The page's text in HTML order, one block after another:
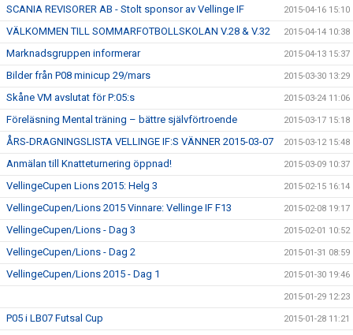
SCANIA REVISORER AB - Stolt sponsor av Vellinge IF 2015-04-16 15:10
VÄLKOMMEN TILL SOMMARFOTBOLLSKOLAN V.28 & V.32 2015-04-14 10:38
Marknadsgruppen informerar 2015-04-13 15:37
Bilder från P08 minicup 29/mars 2015-03-30 13:29
Skåne VM avslutat för P:05:s 2015-03-24 11:06
Föreläsning Mental träning – bättre självförtroende 2015-03-17 15:18
ÅRS-DRAGNINGSLISTA VELLINGE IF:S VÄNNER 2015-03-07 2015-03-12 15:48
Anmälan till Knatteturnering öppnad! 2015-03-09 10:37
VellingeCupen Lions 2015: Helg 3 2015-02-15 16:14
VellingeCupen/Lions 2015 Vinnare: Vellinge IF F13 2015-02-08 19:17
VellingeCupen/Lions - Dag 3 2015-02-01 10:52
VellingeCupen/Lions - Dag 2 2015-01-31 08:59
VellingeCupen/Lions 2015 - Dag 1 2015-01-30 19:46
2015-01-29 12:23
P05 i LB07 Futsal Cup 2015-01-28 11:21